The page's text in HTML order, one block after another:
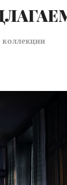
коллекции